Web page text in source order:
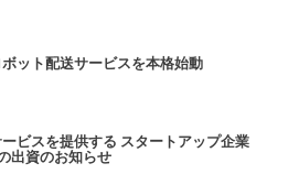
ット配送サービスを本格始動
ビスを提供する スタートアップ企業
出資のお知らせ